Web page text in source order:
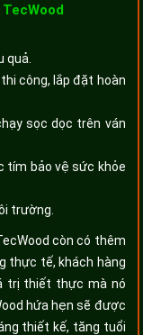
quả.
công, lắp đặt hoàn
sọc dọc trên ván
tím bảo vệ sức khỏe
trường.
còn có thêm
thực tế, khách hàng
trị thiết thực mà nó
hứa hẹn sẽ được
thiết kế, tăng tuổi